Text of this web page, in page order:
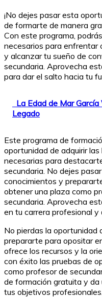
¡No dejes pasar esta
de formarte de manera
Con este programa,
necesarios para enfrentar
y alcanzar tu sueño de
secundaria. Aprovecha
para dar el salto hacia tu
La Edad de Mar
Legado
Este programa de
oportunidad de adquirir
necesarias para
secundaria. No dejes
conocimientos y
obtener una plaza como
secundaria. Aprovecha
en tu carrera profesional
No pierdas la
prepararte para opositar
ofrece los recursos y la
con éxito las pruebas de
como profesor de
de formación gratuita y
tus objetivos profesionales.